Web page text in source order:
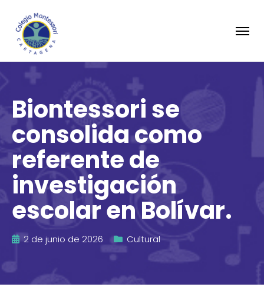
Biontessori se
consolida como
referente de
investigación
escolar en Bolívar.
2 de junio de 2026 Cultural